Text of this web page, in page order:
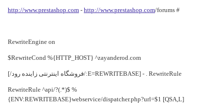
#
http://www.prestashop.com-http://www.prestashop.com/forums
RewriteEngine on
RewriteCond %{HTTP_HOST} ^zayanderod.com$
RewriteRule . - [E=REWRITEBASE:/فروشگاه اینترنتی زاینده رود/]
RewriteRule ^api/?(.*)$ %
{ENV:REWRITEBASE}webservice/dispatcher.php?url=$1 [QSA,L]